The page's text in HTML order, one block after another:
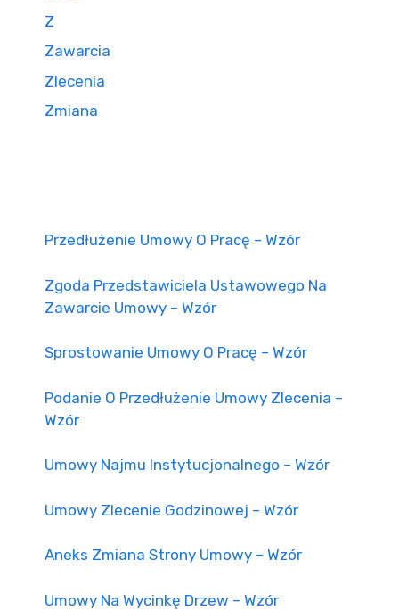
Z
Zawarcia
Zlecenia
Zmiana
Przedłużenie Umowy O Pracę – Wzór
Zgoda Przedstawiciela Ustawowego Na
Zawarcie Umowy – Wzór
Sprostowanie Umowy O Pracę – Wzór
Podanie O Przedłużenie Umowy Zlecenia –
Wzór
Umowy Najmu Instytucjonalnego – Wzór
Umowy Zlecenie Godzinowej – Wzór
Aneks Zmiana Strony Umowy – Wzór
Umowy Na Wycinkę Drzew – Wzór